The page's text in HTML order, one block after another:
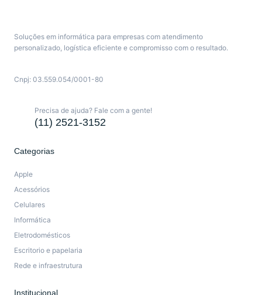
Soluções em informática para empresas com atendimento
personalizado, logística eficiente e compromisso com o resultado.
Cnpj: 03.559.054/0001-80
Precisa de ajuda? Fale com a gente!
(11) 2521-3152
Categorias
Apple
Acessórios
Celulares
Informática
Eletrodomésticos
Escritorio e papelaria
Rede e infraestrutura
Institucional